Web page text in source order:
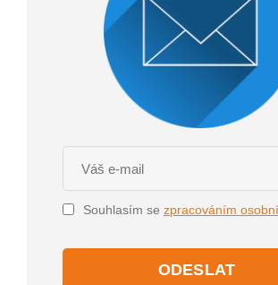
Souhlasím se zpracováním
ODESLAT